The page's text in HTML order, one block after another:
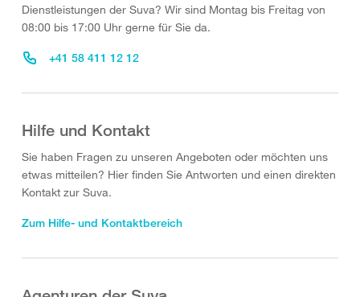
Dienstleistungen der Suva? Wir sind Montag bis Freitag von
08:00 bis 17:00 Uhr gerne für Sie da.
+41 58 411 12 12
Hilfe und Kontakt
Sie haben Fragen zu unseren Angeboten oder möchten uns
etwas mitteilen? Hier finden Sie Antworten und einen direkten
Kontakt zur Suva.
Zum Hilfe- und Kontaktbereich